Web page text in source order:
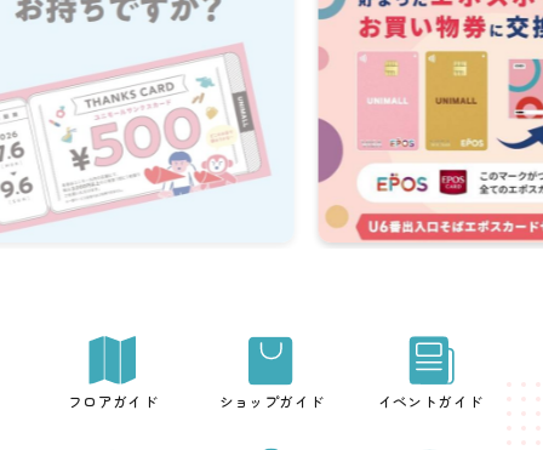
フロアガイド ショップガイド イベントガイド